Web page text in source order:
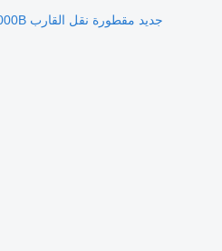
جديد مقطورة نقل القارب Brenderup 181000B